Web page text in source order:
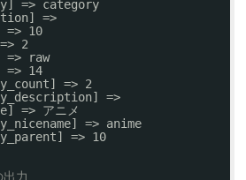
=> category
=>
=> 10
2
raw
=> 14
=> 2
=>
=> アニメ
=> anime
=> 10
力